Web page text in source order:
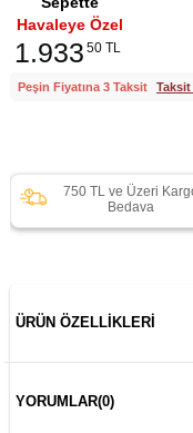
Havaleye Özel
1.933 50 TL
Peşin Fiyatına 3 Taksit Taksit
750 TL ve Üzeri
Bedava
ÜRÜN ÖZELLIKLERI
YORUMLAR(0)